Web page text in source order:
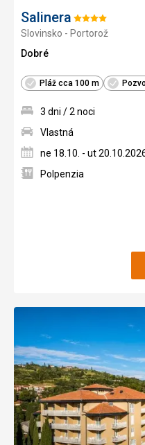
Salinera Hodnotenie:
4/5
Slovinsko - Portorož
Dobré
Pláž cca 100 m
3 dni / 2 noci
Vlastná
ne 18.10. - ut
Polpenzia